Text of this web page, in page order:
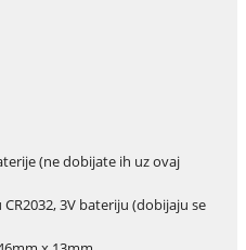
(ne dobijate ih uz ovaj
3V bateriju (dobijaju se